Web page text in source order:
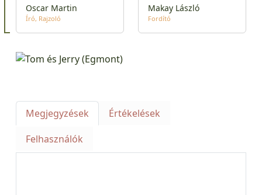
Oscar Martin
Író Rajzoló
Makay László
Fordító
Megjegyzések
Értékelések
Felhasználók